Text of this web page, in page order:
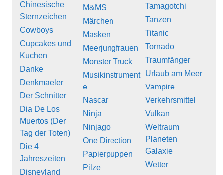
Chinesische
Sternzeichen
Cowboys
Cupcakes und
Kuchen
Danke
Denkmaeler
Der Schnitter
Dia De Los
Muertos (Der
Tag der Toten)
Die 4
Jahreszeiten
Disneyland
M&MS
Märchen
Masken
Meerjungfrauen
Monster Truck
Musikinstrument
e
Nascar
Ninja
Ninjago
One Direction
Papierpuppen
Pilze
Tamagotchi
Tanzen
Titanic
Tornado
Traumfänger
Urlaub am Meer
Vampire
Verkehrsmittel
Vulkan
Weltraum
Planeten
Galaxie
Wetter